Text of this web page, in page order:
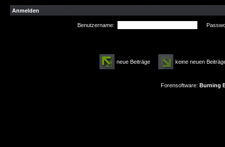
Anmelden
Benutzername:
neue Beiträge keine neuen
Forensoftware: Burning